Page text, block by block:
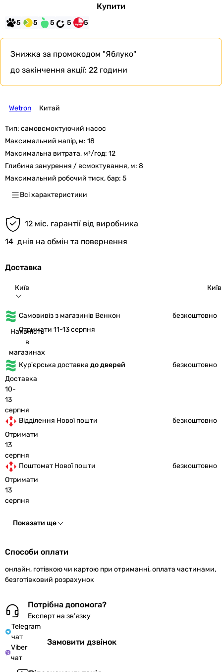
Купити
5 5 5 5 5
Знижка за промокодом "Яблуко"
до закінчення акції: 22 години
Wetron Китай
Тип: самовсмоктуючий насос
Максимальний напір, м: 18
Максимальна витрата, м³/год: 12
Глибина занурення / всмоктування, м: 8
Максимальний робочий тиск, бар: 5
Всі характеристики
12 міс. гарантії від виробника
14 днів на обмін та повернення
Доставка
Київ Київ
Самовивіз з магазинів Венкон
безкоштовно
Наявність
в
магазинах
Отримати 11-13 серпня
Кур'єрська доставка до дверей
безкоштовно
Доставка
10-
13
серпня
Відділення Нової пошти
безкоштовно
Отримати
13
серпня
Поштомат Нової пошти
безкоштовно
Отримати
13
серпня
Показати ще
Способи оплати
онлайн, готівкою чи картою при отриманні, оплата частинами,
безготівковий розрахунок
Потрібна допомога?
Експерт на зв’язку
Telegram
чат
Viber
чат
Замовити дзвінок